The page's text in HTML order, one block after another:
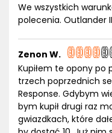
We wszystkich
polecenia. Outlander
Zenon W.
Kupiłem te opony po
trzech poprzednich
Response. Gdybym
bym kupił drugi raz
gwiazdkach, które